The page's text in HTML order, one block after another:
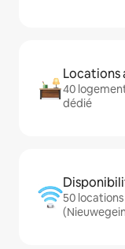
Locations
40
dédié
50